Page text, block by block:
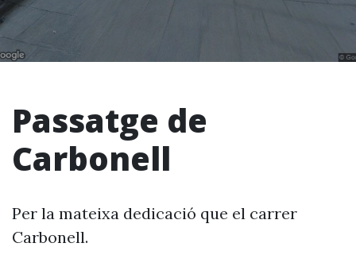
Passatge de
Carbonell
Per la mateixa dedicació que el carrer
Carbonell.